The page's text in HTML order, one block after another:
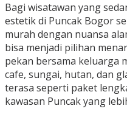
Bagi wisatawan yang
estetik di Puncak Bogor
murah dengan nuansa
bisa menjadi pilihan
pekan bersama keluarga
cafe, sungai, hutan, dan
terasa seperti paket
kawasan Puncak yang